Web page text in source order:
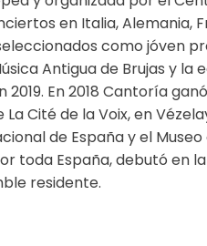
en Italia, Alemania,
como jóven
Antigua de Brujas y
2019. En 2018 Cantoría
La Cité de la Voix, en
de España y el
toda España, debutó en
residente.